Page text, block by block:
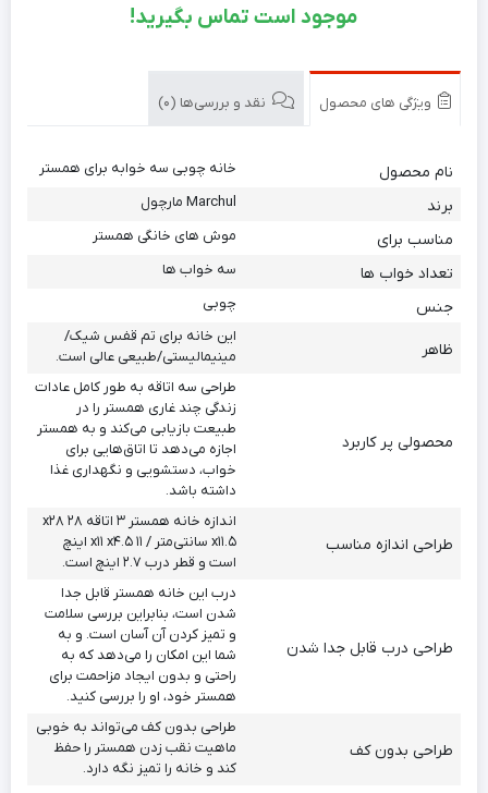
موجود است تماس بگیرید!
ویژگی های محصول نقد و بررسی‌ها (0)
نام محصول خانه چوبی سه خوابه برای همستر
برند Marchul مارچول
مناسب برای موش های خانگی همستر
تعداد خواب ها سه خواب ها
جنس چوبی
ظاهر
این خانه برای تم قفس شیک/
مینیمالیستی/طبیعی عالی است.
محصولی پر کاربرد
طراحی سه اتاقه به طور کامل عادات
زندگی چند غاری همستر را در
طبیعت بازیابی می‌کند و به همستر
اجازه می‌دهد تا اتاق‌هایی برای
خواب، دستشویی و نگهداری غذا
داشته باشد.
طراحی اندازه مناسب
اندازه خانه همستر ۳ اتاقه ۲۸ x۲۸
x۱۱.۵ سانتی‌متر / ۱۱ x۱۱ x۴.۵ اینچ
است و قطر درب ۲.۷ اینچ است.
طراحی درب قابل جدا شدن
درب این خانه همستر قابل جدا
شدن است، بنابراین بررسی سلامت
و تمیز کردن آن آسان است. و به
شما این امکان را می‌دهد که به
راحتی و بدون ایجاد مزاحمت برای
همستر خود، او را بررسی کنید.
طراحی بدون کف
طراحی بدون کف می‌تواند به خوبی
ماهیت نقب زدن همستر را حفظ
کند و خانه را تمیز نگه دارد.